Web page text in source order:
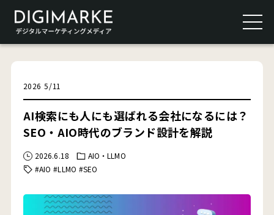
2026 5 / 11
AI検索にも人にも選ばれる会社になるには？
SEO・AIO時代のブランド設計を解説
2026.6.18
AIO・LLMO
#AIO #LLMO #SEO